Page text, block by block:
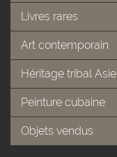
Livres rares
Art contemporain
Héritage tribal Asie
Peinture cubaine
Objets vendus